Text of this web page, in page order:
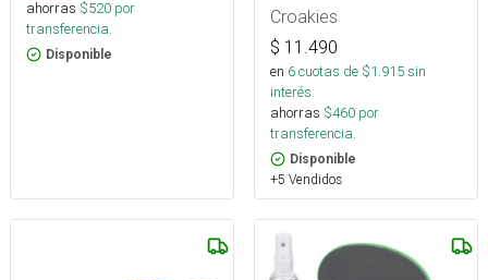
ahorras $520 por
transferencia.
Disponible
Croakies
$ 11.490
en 6cuotas de $1.915sin
interés
ahorras $460 por
transferencia.
Disponible
+5 Vendidos